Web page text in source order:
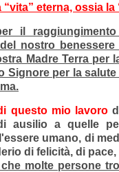
eterna, ossia la
il
del nostro
Madre Terra per
Signore per la
questo mio lavoro
ausilio a quelle
umano, di
di felicità, di
molte persone